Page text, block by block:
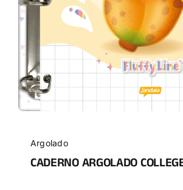
Argolado
CADERNO ARGOLADO